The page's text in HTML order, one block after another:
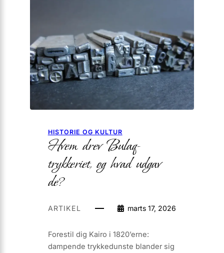
HISTORIE OG KULTUR
Hvem drev Bulaq-
trykkeriet, og hvad udgav
de?
ARTIKEL marts 17, 2026
Forestil dig Kairo i 1820’erne:
dampende trykkedunste blander sig